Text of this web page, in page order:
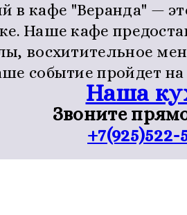
в кафе "Веранда" —
Наше кафе
восхитительное
событие пройдет
Наша
Звоните
+7(925)522-